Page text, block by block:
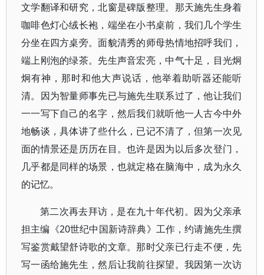
文学翻译和研究，北窗是碑版整理。那天施先生身着
咖啡色灯心绒长袍，端坐在小书桌前，我们几个学生
分坐在四方桌旁。面貌清秀的师母热情地招呼我们，
端上刚泡的绿茶。先生声音宏亮，中气十足，目光炯
炯有神，那时和他大声说话，他举着助听器还能听
清。因为智量师事先已与施先生联系过了，他让我们
一一写下自己的名字，然后我们就听他一人古今中外
地畅谈，具体讲了些什么，已记不清了，但第一次见
面的情景还是历历在目。也许是因为以后多次登门，
几乎都是同样的场景，也就定格在脑海中，成为永久
的记忆。
第二次再去拜访，是在九十年代初。因为父亲承
担主编《20世纪中国新诗辞典》工作，约请施先生撰
写鉴赏戴望舒诗歌的文章。那时父亲已行走不便，先
写一函给施先生，然后让我前往探望。我因第一次访